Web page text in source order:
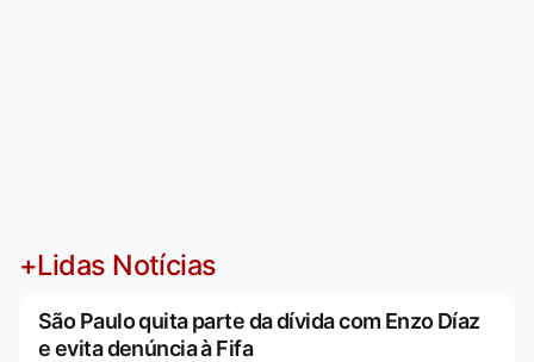
+Lidas Notícias
São Paulo quita parte da dívida com Enzo Díaz
e evita denúncia à Fifa